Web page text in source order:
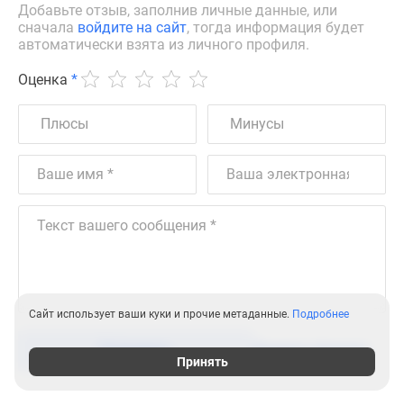
Добавьте отзыв, заполнив личные данные, или
сначала войдите на сайт, тогда информация будет
автоматически взята из личного профиля.
Оценка *
Отправить Правила форума
Сайт использует ваши куки и прочие метаданные. Подробнее
Принять